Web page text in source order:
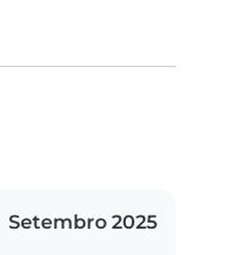
Setembro 2025